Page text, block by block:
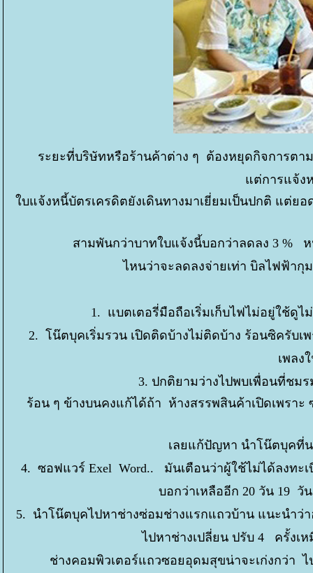
ระยะที่บริษัทหรือร้านค้าต่าง ๆ ต้องหยุดกิจการตา
ต่การแจ้งห
บแจ้งหนี้บัตรเครดิตยังเดินทางมาเยี่ยมเป็นปกติ แต่ย
สามพันกว่าบาทใบแจ้งนี้บอกว่าลดลง 3 %
ไหนว่าจะลดลงจ่ายเท่า บิลไฟฟ้า
1. แบตเตอรี่มือถือเริ่มเก็บไฟไม่อยู่ใช้ดู
2. โน๊ตบุคเริ่มรวน เปิดติดบ้างไม่ติดบ้าง ร้อนซิครับ
เพลง
3. ปกติยามว่างไปพบเพื่อนที่ชม
ร้อน ๆ ข้างบนคงแก้ได้ถ้า ห้างสรรพสินค้าเปิดเพรา
เลยแก้ปัญหา นำโน๊ตบุคที่
4. ซอฟแวร์ Exel Word.. มันเตือนว่าผู้ใช้ไม่ได้ลงทะ
บอกว่าเหลืออีก 20 วัน 19 วั
5. นำโน๊ตบุคไปหาช่างซ่อมช่างแรกแถวบ้าน แนะนำว่า
ไปหาช่างเปลี่ยน ปรับ 4 ครั้งเ
ช่างคอมพิวเตอร์แถวซอยอุดมสุขน่าจะเก่งกว่า